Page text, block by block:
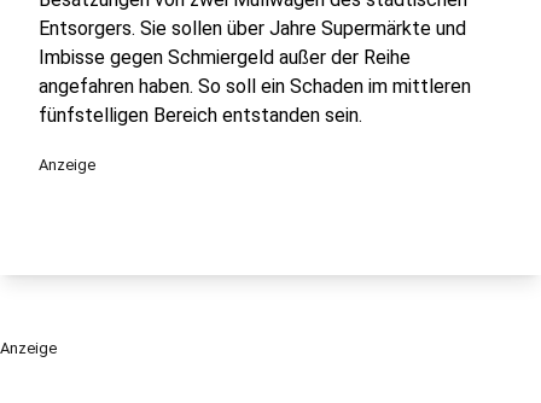
Entsorgers. Sie sollen über Jahre Supermärkte und
Imbisse gegen Schmiergeld außer der Reihe
angefahren haben. So soll ein Schaden im mittleren
fünfstelligen Bereich entstanden sein.
Anzeige
Anzeige